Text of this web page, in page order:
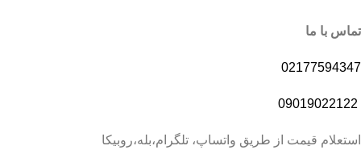
تماس با ما
02177594347
09019022122
استعلام قیمت از طریق واتساپ، تلگرام،بله،روبیکا